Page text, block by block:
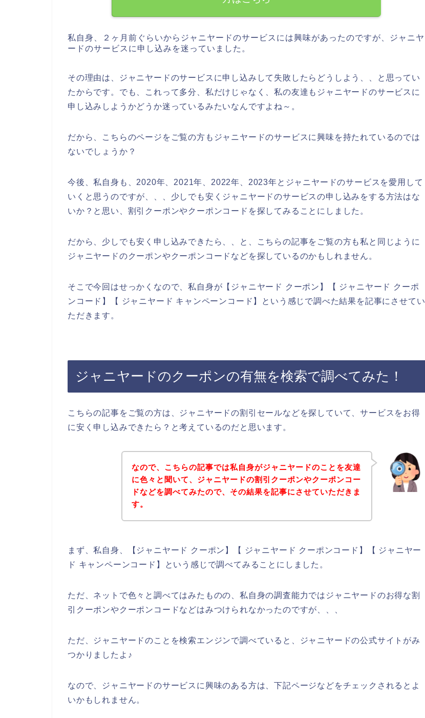
私自身、２ヶ月前ぐらいからジャニヤードのサービスには興味があったのですが、ジャニヤ
ードのサービスに申し込みを迷っていました。
その理由は、ジャニヤードのサービスに申し込みして失敗したらどうしよう、、と思ってい
たからです。でも、これって多分、私だけじゃなく、私の友達もジャニヤードのサービスに
申し込みしようかどうか迷っているみたいなんですよね～。
だから、こちらのページをご覧の方もジャニヤードのサービスに興味を持たれているのでは
ないでしょうか？
今後、私自身も、2020年、2021年、2022年、2023年とジャニヤードのサービスを愛用して
いくと思うのですが、、、少しでも安くジャニヤードのサービスの申し込みをする方法はな
いか？と思い、割引クーポンやクーポンコードを探してみることにしました。
だから、少しでも安く申し込みできたら、、と、こちらの記事をご覧の方も私と同じように
ジャニヤードのクーポンやクーポンコードなどを探しているのかもしれません。
そこで今回はせっかくなので、私自身が【ジャニヤード クーポン】【 ジャニヤード クーポ
ンコード】【 ジャニヤード キャンペーンコード】という感じで調べた結果を記事にさせてい
ただきます。
ジャニヤードのクーポンの有無を検索で調べてみた！
こちらの記事をご覧の方は、ジャニヤードの割引セールなどを探していて、サービスをお得
に安く申し込みできたら？と考えているのだと思います。
なので、こちらの記事では私自身がジャニヤードのことを友達
に色々と聞いて、ジャニヤードの割引クーポンやクーポンコー
ドなどを調べてみたので、その結果を記事にさせていただきま
す。
まず、私自身、【ジャニヤード クーポン】【 ジャニヤード クーポンコード】【 ジャニヤー
ド キャンペーンコード】という感じで調べてみることにしました。
ただ、ネットで色々と調べてはみたものの、私自身の調査能力ではジャニヤードのお得な割
引クーポンやクーポンコードなどはみつけられなかったのですが、、、
ただ、ジャニヤードのことを検索エンジンで調べていると、ジャニヤードの公式サイトがみ
つかりましたよ♪
なので、ジャニヤードのサービスに興味のある方は、下記ページなどをチェックされるとよ
いかもしれません。